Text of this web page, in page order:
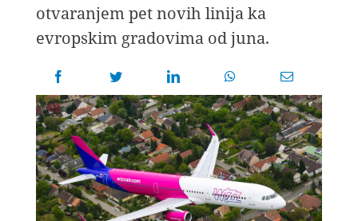
AGENT
Search
for:
otvaranjem pet novih linija ka
evropskim gradovima od juna.